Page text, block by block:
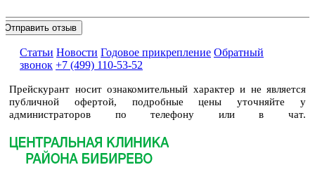
Статьи Новости Годовое прикрепление Обратный
звонок +7 (499) 110-53-52
Прейскурант носит ознакомительный характер и не является
публичной офертой, подробные цены уточняйте у
администраторов по телефону или в чат.